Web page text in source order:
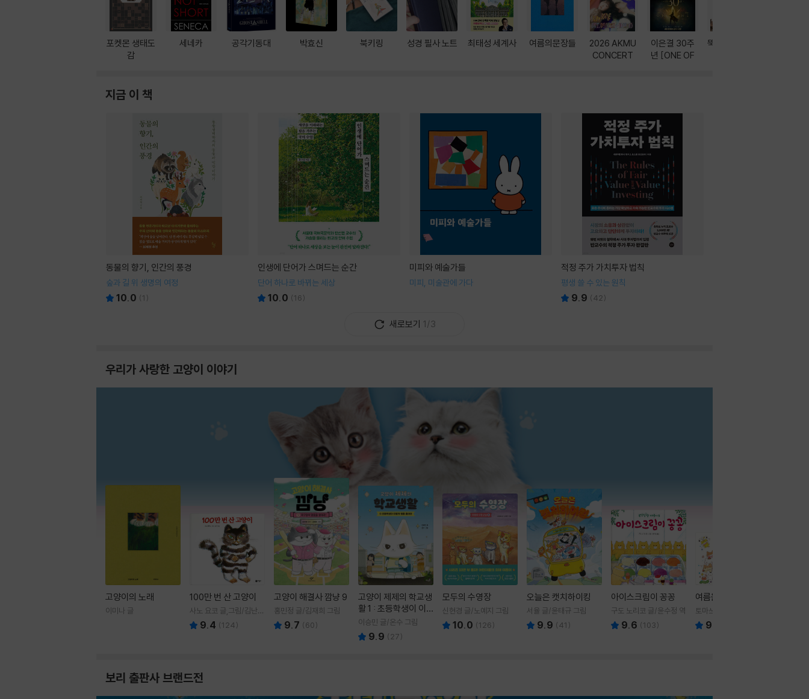
포켓몬 생태도
감
세네카 공각기동대 박효신 북키링 성경 필사 노트 최태성 세계사 여름의문장들
2026 AKMU
CONCERT
이은결 30주
년 [ONE OF
뚝딱! AI 3대장
지금 이 책
동물의 향기, 인간의 풍경
숲과 길 위 생명의 여정
10.0 (1 )
인생에 단어가 스며드는 순간
단어 하나로 바뀌는 세상
10.0 (16)
미피와 예술가들
미피, 미술관에 가다
적정 주가 가치투자 법칙
평생 쓸 수 있는 원칙
9.9 (42)
새로보기 1/3
우리가 사랑한 고양이 이야기
고양이의 노래
이미나 글
100만 번 산 고양이
사노 요코 글,그림/김난주
역 9.4 (124)
고양이 해결사 깜냥 9
홍민정 글/김재희 그림
9.7 (60)
고양이 제제의 학교생
활 1 : 초등학생이 이
렇게 힘들 줄이야
이승민 글/온수 그림
9.9 ( 27)
모두의 수영장
신현경 글/노예지 그림
10.0 (126)
오늘은 캣치하이킹
서율 글/윤태규 그림
9.9 (41 )
아이스크림이 꽁꽁
구도 노리코 글/윤수정 역
9.6 (103)
여름을 부탁해
토마쓰리 글그림
9.8
보리 출판사 브랜드전